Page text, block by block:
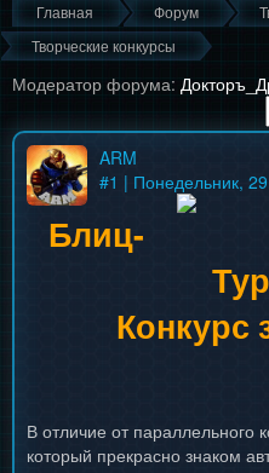
Главная Форум
Творческие конкурсы
Модератор форума:
ARM
#1 | Понедельник,
Блиц-
Конкурс
В отличие от параллельного
который прекрасно знаком